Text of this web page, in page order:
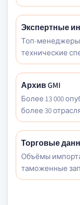
Экспертные
Топ-менеджеры,
технические
Архив GMI
Более 13 000
более 30
Торговые
Объёмы
таможенные